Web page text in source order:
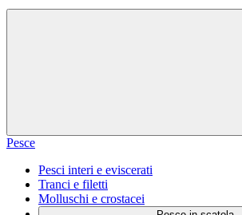
Pesce
Pesci interi e eviscerati
Tranci e filetti
Molluschi e crostacei